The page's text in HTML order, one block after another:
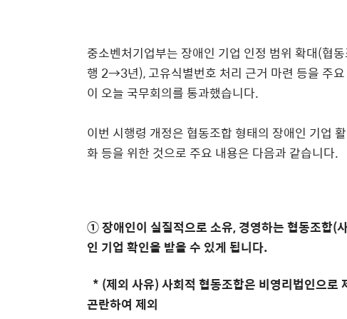
중소벤처기업부는 장애인 기업 인정 범위 확대(협
행 2→3년), 고유식별번호 처리 근거 마련 등을 주요
이 오늘 국무회의를 통과했습니다.
이번 시행령 개정은 협동조합 형태의 장애인 기업
화 등을 위한 것으로 주요 내용은 다음과 같습니다.
① 장애인이 실질적으로 소유, 경영하는 협동조합(
인 기업 확인을 받을 수 있게 됩니다.
* (제외 사유) 사회적 협동조합은 비영리법인으로
곤란하여 제외